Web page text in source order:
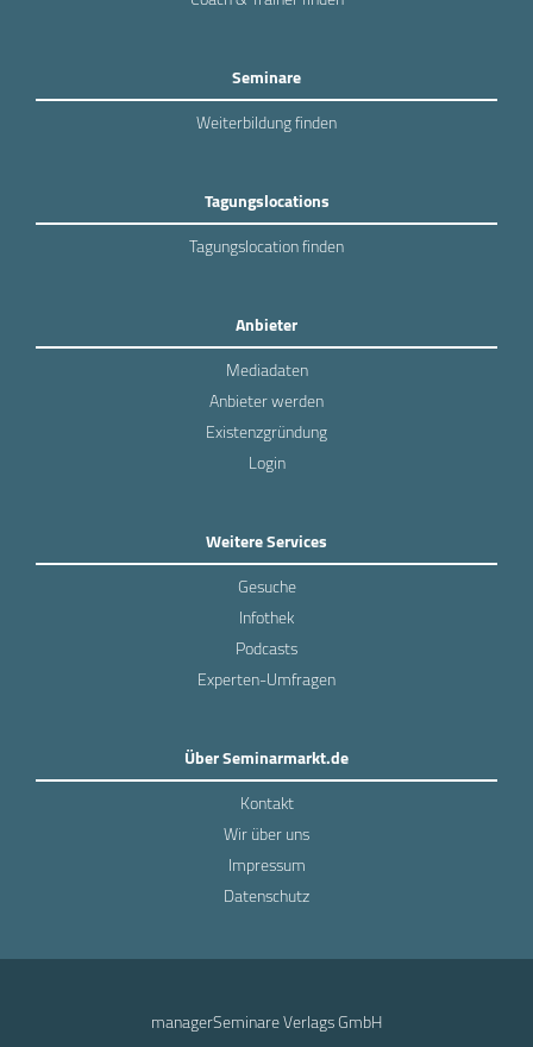
Seminare
Weiterbildung finden
Tagungslocations
Tagungslocation finden
Anbieter
Mediadaten
Anbieter werden
Existenzgründung
Login
Weitere Services
Gesuche
Infothek
Podcasts
Experten-Umfragen
Über Seminarmarkt.de
Kontakt
Wir über uns
Impressum
Datenschutz
managerSeminare Verlags GmbH